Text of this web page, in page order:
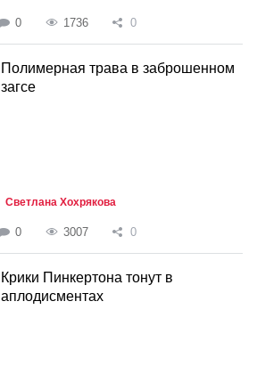
0 1736 0
Полимерная трава в заброшенном
загсе
Светлана Хохрякова
0 3007 0
Крики Пинкертона тонут в
аплодисментах